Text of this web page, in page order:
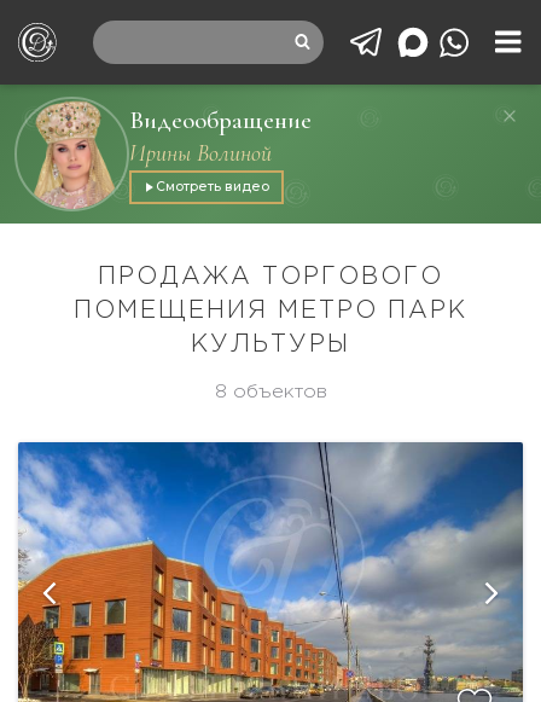
Видеообращение
Ирины Волиной
Смотреть видео
ПРОДАЖА ТОРГОВОГО
ПОМЕЩЕНИЯ МЕТРО ПАРК
КУЛЬТУРЫ
8 объектов